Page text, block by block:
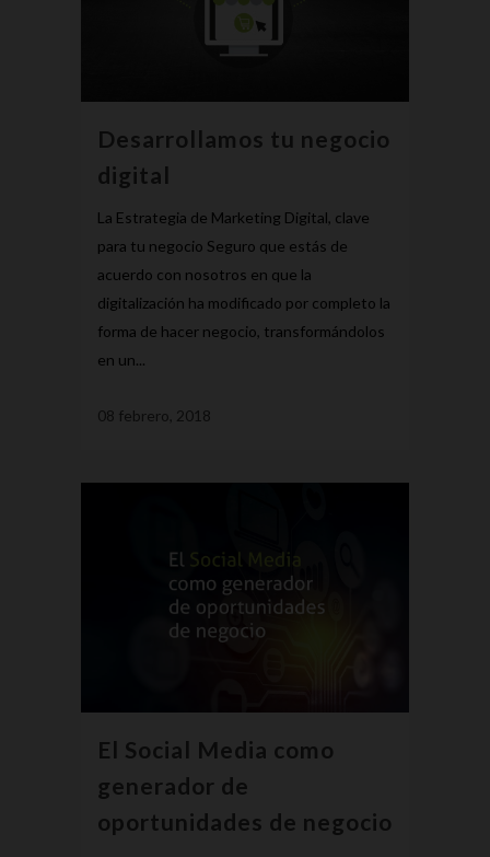
Desarrollamos tu negocio
digital
La Estrategia de Marketing Digital, clave
para tu negocio Seguro que estás de
acuerdo con nosotros en que la
digitalización ha modificado por completo la
forma de hacer negocio, transformándolos
en un...
08 febrero, 2018
El Social Media como
generador de
oportunidades de negocio